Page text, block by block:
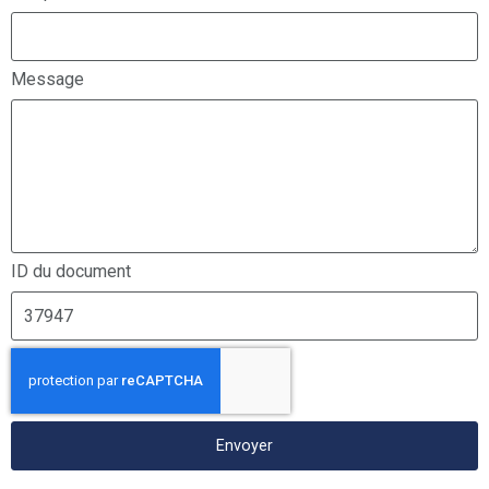
Message
ID du document
Envoyer